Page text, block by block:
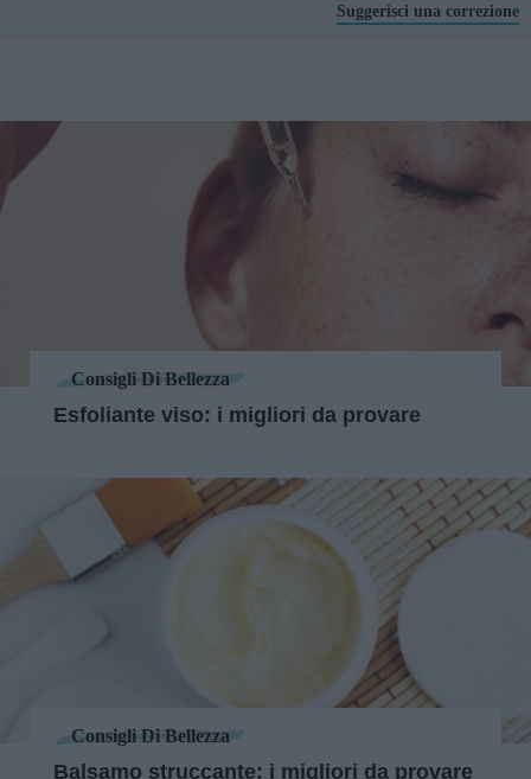
Suggerisci una correzione
Consigli Di Bellezza
Esfoliante viso: i migliori da provare
Consigli Di Bellezza
Balsamo struccante: i migliori da provare